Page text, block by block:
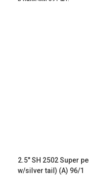
2.5" SH 2502 Super
w/silver tail) (A) 96/1